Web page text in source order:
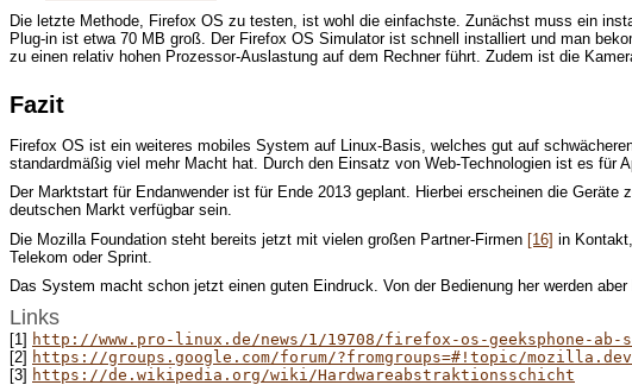
Die letzte Methode, Firefox OS zu testen, ist wohl die einfachste. Zunächst muss ein
Plug-in ist etwa 70 MB groß. Der Firefox OS Simulator ist schnell installiert und man
zu einen relativ hohen Prozessor-Auslastung auf dem Rechner führt. Zudem ist die
Fazit
Firefox OS ist ein weiteres mobiles System auf Linux-Basis, welches gut auf
standardmäßig viel mehr Macht hat. Durch den Einsatz von Web-Technologien ist es für
Der Marktstart für Endanwender ist für Ende 2013 geplant. Hierbei erscheinen die
deutschen Markt verfügbar sein.
Die Mozilla Foundation steht bereits jetzt mit vielen großen Partner-Firmen [16] in
Telekom oder Sprint.
Das System macht schon jetzt einen guten Eindruck. Von der Bedienung her werden
Links
[1] http://www.pro-linux.de/news/1/19708/firefox-os-geeksphone-
[2] https://groups.google.com/forum/?fromgroups=#!topic/
[3] https://de.wikipedia.org/wiki/Hardwareabstraktionsschicht